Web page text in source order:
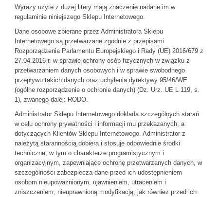
Wyrazy użyte z dużej litery mają znaczenie nadane im w
regulaminie niniejszego Sklepu Internetowego.
Dane osobowe zbierane przez Administratora Sklepu
Internetowego są przetwarzane zgodnie z przepisami
Rozporządzenia Parlamentu Europejskiego i Rady (UE) 2016/679 z
27.04.2016 r. w sprawie ochrony osób fizycznych w związku z
przetwarzaniem danych osobowych i w sprawie swobodnego
przepływu takich danych oraz uchylenia dyrektywy 95/46/WE
(ogólne rozporządzenie o ochronie danych) (Dz. Urz. UE L 119, s.
1), zwanego dalej: RODO.
Administrator Sklepu Internetowego dokłada szczególnych starań
w celu ochrony prywatności i informacji mu przekazanych, a
dotyczących Klientów Sklepu Internetowego. Administrator z
należytą starannością dobiera i stosuje odpowiednie środki
techniczne, w tym o charakterze programistycznym i
organizacyjnym, zapewniające ochronę przetwarzanych danych, w
szczególności zabezpiecza dane przed ich udostępnieniem
osobom nieupoważnionym, ujawnieniem, utraceniem i
zniszczeniem, nieuprawnioną modyfikacją, jak również przed ich